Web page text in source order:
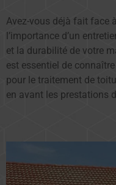
Avez-vous déjà fait face
l’importance d’un
et la durabilité de votre
est essentiel de
pour le traitement de
en avant les prestations